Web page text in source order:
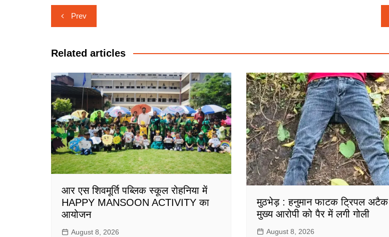
Post
navigation
Prev
Related articles
आर एस शिवमूर्ति पब्लिक स्कूल रोहनिया में
HAPPY MANSOON ACTIVITY का
आयोजन
August 8, 2026
मुठभेड़ : हनुमान फाटक ट्रिपल
मुख्य आरोपी को पैर में लगी गोली
August 8, 2026